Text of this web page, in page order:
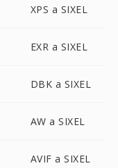
XPS a SIXEL
EXR a SIXEL
DBK a SIXEL
AW a SIXEL
AVIF a SIXEL